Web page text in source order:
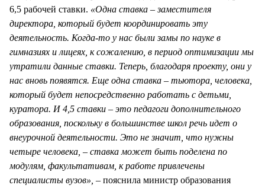
6,5 рабочей ставки. «Одна ставка – заместителя
директора, который будет координировать эту
деятельность. Когда-то у нас были замы по науке в
гимназиях и лицеях, к сожалению, в период оптимизации мы
утратили данные ставки. Теперь, благодаря проекту, они у
нас вновь появятся. Еще одна ставка – тьютора, человека,
который будет непосредственно работать с детьми,
куратора. И 4,5 ставки – это педагоги дополнительного
образования, поскольку в большинстве школ речь идет о
внеурочной деятельности. Это не значит, что нужны
четыре человека, – ставка может быть поделена по
модулям, факультативам, к работе привлечены
специалисты вузов», – пояснила министр образования